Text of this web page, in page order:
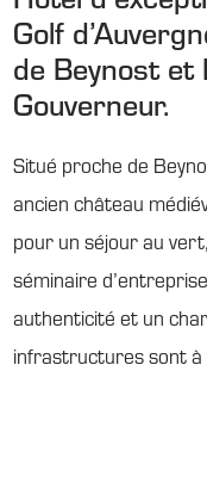
Golf
de Beynost et
Gouverneur.
Situé proche de
ancien château
pour un séjour au
séminaire
authenticité et un
infrastructures sont à